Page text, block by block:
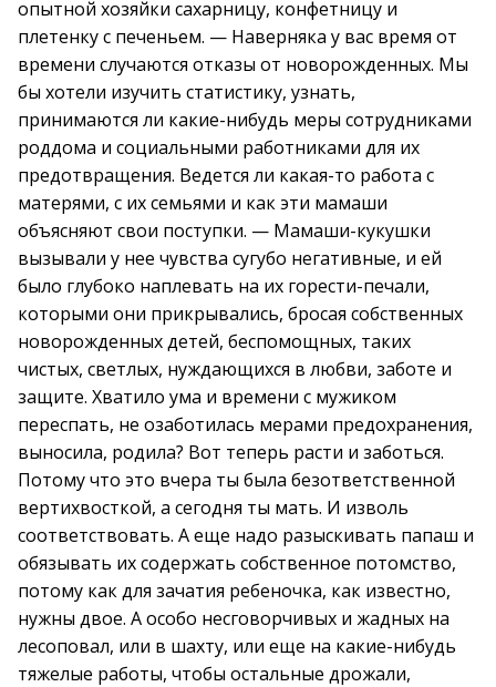
опытной хозяйки сахарницу, конфетницу и
плетенку с печеньем. — Наверняка у вас время от
времени случаются отказы от новорожденных. Мы
бы хотели изучить статистику, узнать,
принимаются ли какие-нибудь меры сотрудниками
роддома и социальными работниками для их
предотвращения. Ведется ли какая-то работа с
матерями, с их семьями и как эти мамаши
объясняют свои поступки. — Мамаши-кукушки
вызывали у нее чувства сугубо негативные, и ей
было глубоко наплевать на их горести-печали,
которыми они прикрывались, бросая собственных
новорожденных детей, беспомощных, таких
чистых, светлых, нуждающихся в любви, заботе и
защите. Хватило ума и времени с мужиком
переспать, не озаботилась мерами предохранения,
выносила, родила? Вот теперь расти и заботься.
Потому что это вчера ты была безответственной
вертихвосткой, а сегодня ты мать. И изволь
соответствовать. А еще надо разыскивать папаш и
обязывать их содержать собственное потомство,
потому как для зачатия ребеночка, как известно,
нужны двое. А особо несговорчивых и жадных на
лесоповал, или в шахту, или еще на какие-нибудь
тяжелые работы, чтобы остальные дрожали,